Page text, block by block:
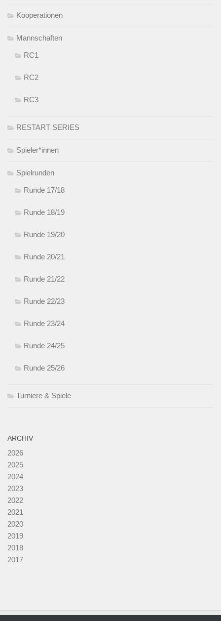
Kooperationen
Mannschaften
RC1
RC2
RC3
RESTART SERIES
Spieler*innen
Spielrunden
Runde 17/18
Runde 18/19
Runde 19/20
Runde 20/21
Runde 21/22
Runde 22/23
Runde 23/24
Runde 24/25
Runde 25/26
Turniere & Spiele
ARCHIV
2026
2025
2024
2023
2022
2021
2020
2019
2018
2017